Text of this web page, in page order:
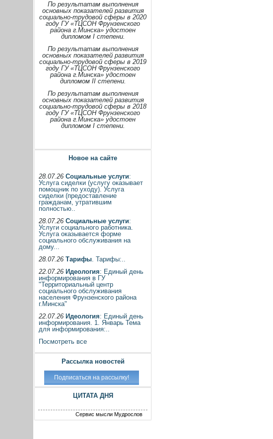
По результатам выполнения
основных показателей развития
социально-трудовой сферы в 2020
году ГУ «ТЦСОН Фрунзенского
района г.Минска» удостоен
дипломом I степени.
По результатам выполнения
основных показателей развития
социально-трудовой сферы в 2019
году ГУ «ТЦСОН Фрунзенского
района г.Минска» удостоен
дипломом II степени.
По результатам выполнения
основных показателей развития
социально-трудовой сферы в 2018
году ГУ «ТЦСОН Фрунзенского
района г.Минска» удостоен
дипломом I степени.
Новое на сайте
28.07.26 Социальные услуги:
Услуга сиделки (услугу оказывает
помощник по уходу). Услуга
сиделки (предоставление
гражданам, утратившим
полностью..
28.07.26 Социальные услуги:
Услуги социального работника.
Услуга оказывается форме
социального обслуживания на
дому...
28.07.26 Тарифы. Тарифы:..
22.07.26 Идеология: Единый день
информирования в ГУ
"Территориальный центр
социального обслуживания
населения Фрунзенского района
г.Минска"
22.07.26 Идеология: Единый день
информирования. 1. Январь Тема
для информирования:..
Посмотреть все
Рассылка новостей
ЦИТАТА ДНЯ
Сервис мысли Мудрослов